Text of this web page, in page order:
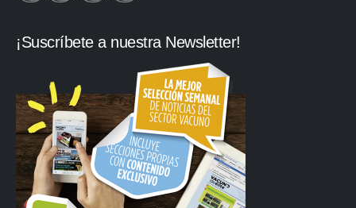
¡Suscríbete a nuestra Newsletter!